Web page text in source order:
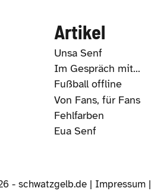
Artikel
Unsa Senf
Im Gespräch mit...
Fußball offline
Von Fans, für Fans
Fehlfarben
Eua Senf
- schwatzgelb.de | Impressum|